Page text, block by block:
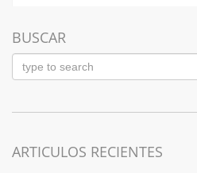
BUSCAR
ARTICULOS RECIENTES